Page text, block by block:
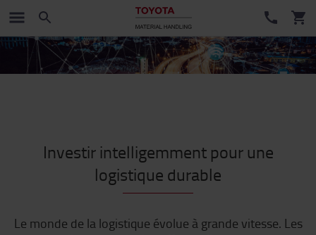
Investir intelligemment pour une
logistique durable
Le monde de la logistique évolue à grande vitesse. Les